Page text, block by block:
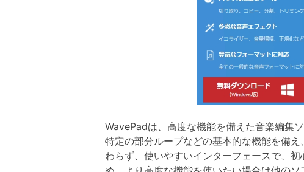
WavePadは、高度な機能を備えた音楽編集
特定の部分ループなどの基本的な機能を備
わらず、使いやすいインターフェースで、